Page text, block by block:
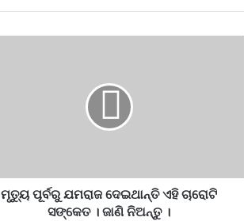
ମୃତ୍ୟୁ ପୂର୍ବରୁ ଯମରାଜ ଦେଇଥାନ୍ତି ଏହି ଚାରୋଟି
ସଙ୍କେତ । ଜାଣି ନିଅନ୍ତୁ ।